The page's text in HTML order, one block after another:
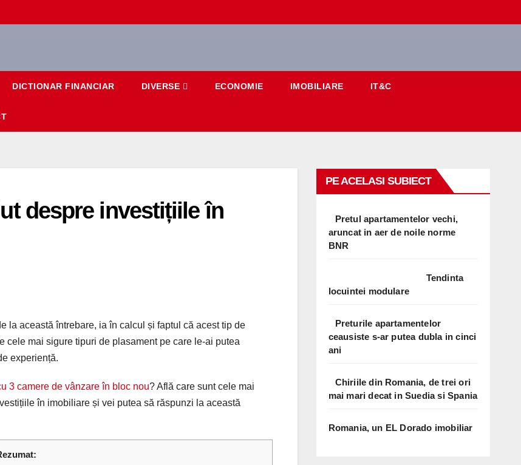
DICTIONAR FINANCIAR DIVERSE ECONOMIE IMOBILIARE IT&C
despre investițiile în
la această întrebare, ia în calcul și faptul că acest tip de
cele mai sigure tipuri de plasament pe care le-ai putea
experiență.
3 camere de vânzare în bloc nou? Află care sunt cele mai
în imobiliare și vei putea să răspunzi la această
PE ACELASI SUBIECT
Pretul apartamentelor vechi,
aruncat in aer de noile norme
BNR
Tendinta
locuintei modulare
Preturile apartamentelor
ceausiste s-ar putea dubla in cinci
ani
Chiriile din Romania, de trei ori
mai mari decat in Suedia si Spania
Romania, un EL Dorado imobiliar